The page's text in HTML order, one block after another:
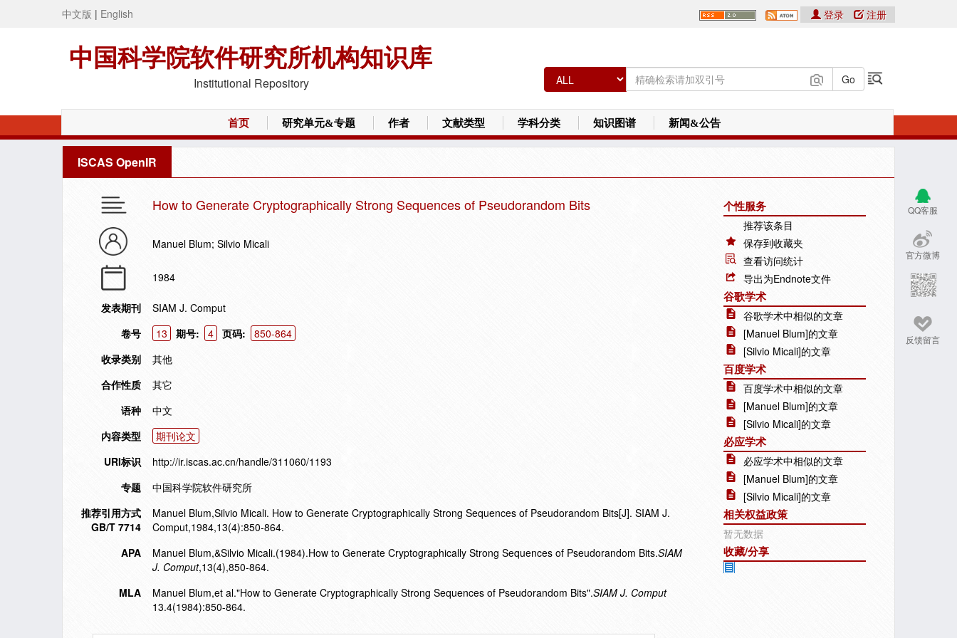
中文版 | English
中国科学院软件研究所机构知识库
Institutional Repository
登录 注册
首页 研究单元&专题 作者 文献类型 学科分类 知识图谱 新闻&公告
ISCAS OpenIR
QQ客服
官方微博
反馈留言
How to Generate Cryptographically Strong Sequences of Pseudorandom Bits
Manuel Blum; Silvio Micali
1984
发表期刊
SIAM J. Comput
卷号
13 期号: 4 页码:
850-864
收录类别
其他
合作性质
其它
语种
中文
内容类型
期刊论文
URI标识
http://ir.iscas.ac.cn/handle/311060/1193
专题
中国科学院软件研究所
推荐引用方式
GB/T 7714
Manuel Blum,Silvio Micali. How to Generate Cryptographically Strong Sequences of Pseudorandom Bits[J]. SIAM J.
Comput,1984,13(4):850-864.
APA
Manuel Blum,&Silvio Micali.(1984).How to Generate Cryptographically Strong Sequences of Pseudorandom Bits.SIAM
J. Comput,13(4),850-864.
MLA
Manuel Blum,et al."How to Generate Cryptographically Strong Sequences of Pseudorandom Bits".SIAM J. Comput
13.4(1984):850-864.
个性服务
推荐该条目
保存到收藏夹
查看访问统计
导出为Endnote文件
谷歌学术
谷歌学术中相似的文章
[Manuel Blum]的文章
[Silvio Micali]的文章
百度学术
百度学术中相似的文章
[Manuel Blum]的文章
[Silvio Micali]的文章
必应学术
必应学术中相似的文章
[Manuel Blum]的文章
[Silvio Micali]的文章
相关权益政策
暂无数据
收藏/分享